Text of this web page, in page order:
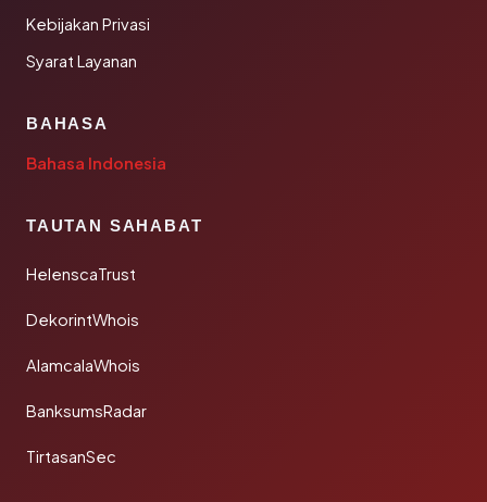
Kebijakan Privasi
Syarat Layanan
BAHASA
Bahasa Indonesia
TAUTAN SAHABAT
HelenscaTrust
DekorintWhois
AlamcalaWhois
BanksumsRadar
TirtasanSec